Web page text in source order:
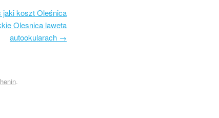
jaki koszt Oleśnica
Olesnica laweta
autookularach →
.